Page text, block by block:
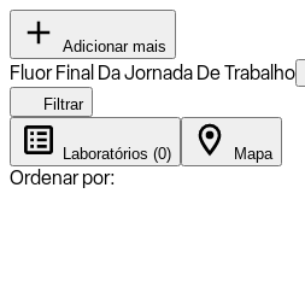
Adicionar mais
Fluor Final Da Jornada De Trabalho
Filtrar
Laboratórios (0) Mapa
Ordenar por: